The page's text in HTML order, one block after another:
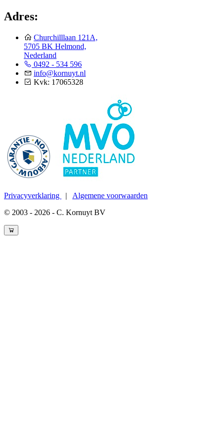
Adres:
Churchilllaan 121A,
5705 BK Helmond,
Nederland
0492 - 534 596
info@kornuyt.nl
Kvk: 17065328
Privacyverklaring | Algemene voorwaarden
© 2003 - 2026 - C. Kornuyt BV